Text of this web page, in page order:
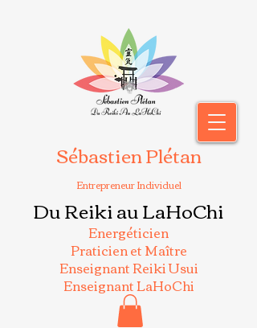
Sébastien Plétan
Entrepreneur Individuel
Du Reiki au LaHoChi
Energéticien
Praticien et Maître
Enseignant Reiki Usui
Enseignant LaHoChi